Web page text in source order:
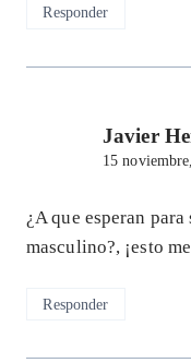
Responder
Javier
15
¿A que esperan
masculino?, ¡esto
Responder